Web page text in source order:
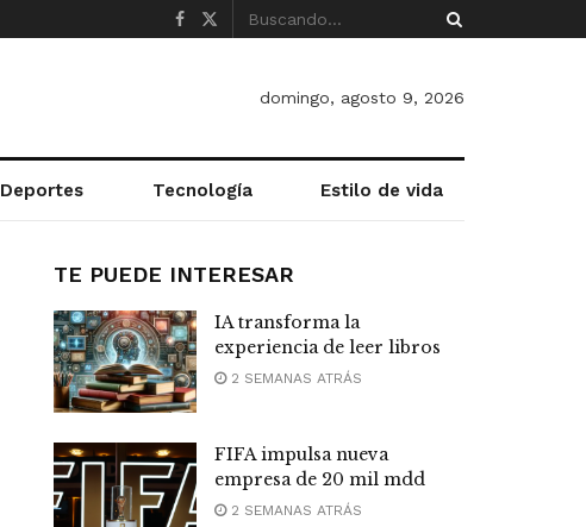
domingo, agosto 9, 2026
Deportes Tecnología Estilo de vida
TE PUEDE INTERESAR
IA transforma la
experiencia de leer libros
2 SEMANAS ATRÁS
FIFA impulsa nueva
empresa de 20 mil mdd
2 SEMANAS ATRÁS